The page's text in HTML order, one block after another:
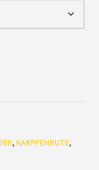
, KARPFENRUTE,